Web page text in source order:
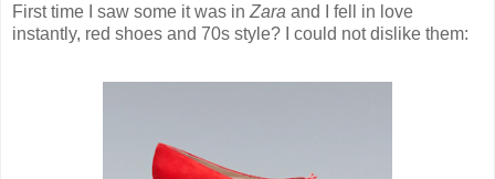
First time I saw some it was in Zara and I fell in love
instantly, red shoes and 70s style? I could not dislike them: